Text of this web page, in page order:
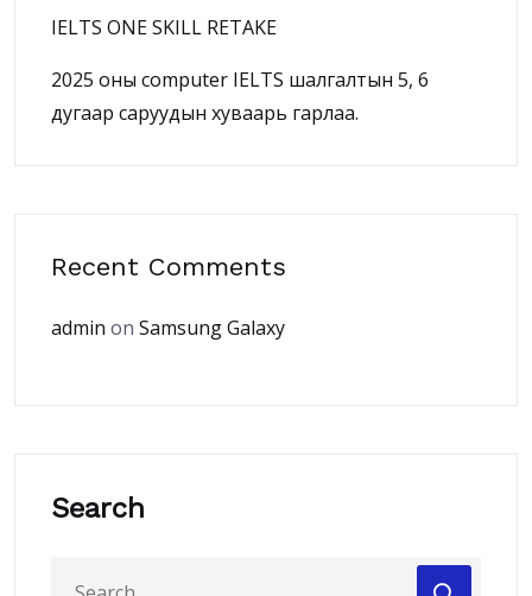
IELTS ONE SKILL RETAKE
2025 оны computer IELTS шалгалтын 5, 6
дугаар саруудын хуваарь гарлаа.
Recent Comments
admin on Samsung Galaxy
Search